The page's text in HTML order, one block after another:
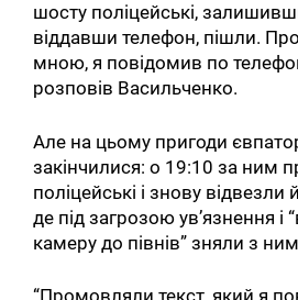
шосту поліцейські,
віддавши телефон, пішли.
мною, я повідомив по
розповів Васильченко.
Але на цьому пригоди
закінчилися: о 19:10 за ним
поліцейські і знову відвезли
де під загрозою ув’язнення і
камеру до півнів” зняли з
“Промовляли текст, який я